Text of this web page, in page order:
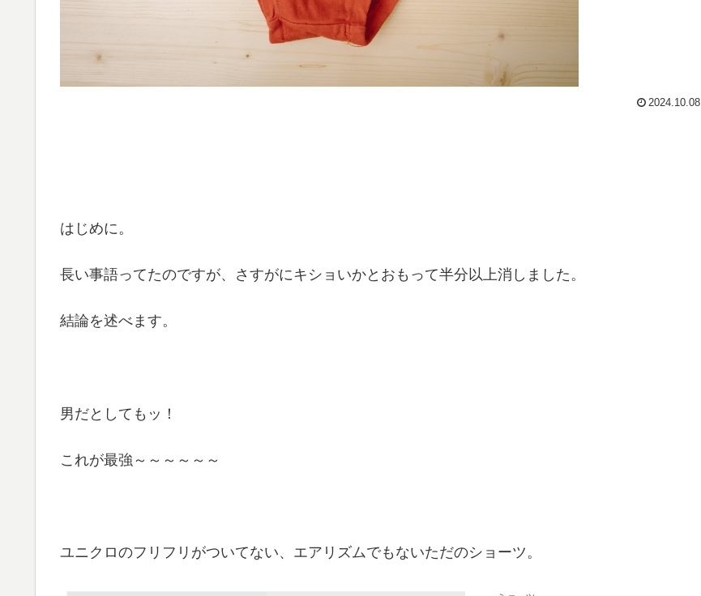
2024.10.08
はじめに。
長い事語ってたのですが、さすがにキショいかとおもって半分以上消しました。
結論を述べます。
男だとしてもッ！
これが最強～～～～～～
ユニクロのフリフリがついてない、エアリズムでもないただのショーツ。